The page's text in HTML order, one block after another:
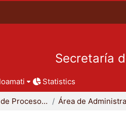
Secretaría
Statistics
Departamento de Procesos y Técnicas de Realización